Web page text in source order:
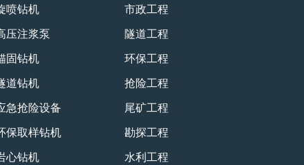
喷钻机
压注浆泵
固钻机
道钻机
急抢险设备
保取样钻机
心钻机
市政工程
隧道工程
环保工程
抢险工程
尾矿工程
勘探工程
水利工程